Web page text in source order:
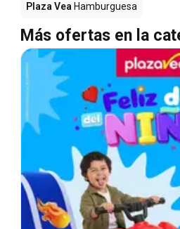
Plaza Vea Hamburguesa
Más ofertas en la